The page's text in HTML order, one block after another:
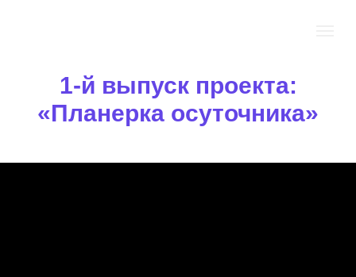
1-й выпуск проекта:
«Планерка осуточника»